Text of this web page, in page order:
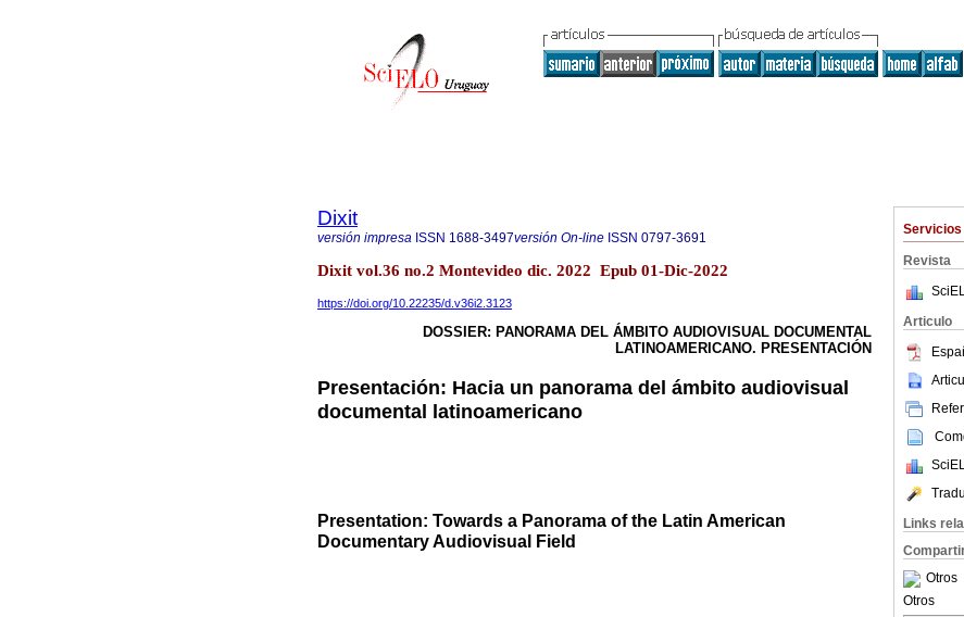
Servicios
Revista
Articulo
Links
Otros
Otros
Dixit
versión impresa ISSN 1688-3497versión On-line ISSN 0797-3691
Dixit vol.36 no.2 Montevideo dic. 2022 Epub 01-Dic-2022
https://doi.org/10.22235/d.v36i2.3123
DOSSIER: PANORAMA DEL ÁMBITO AUDIOVISUAL DOCUMENTAL
LATINOAMERICANO. PRESENTACIÓN
Presentación: Hacia un panorama del ámbito audiovisual
documental latinoamericano
Presentation: Towards a Panorama of the Latin American
Documentary Audiovisual Field